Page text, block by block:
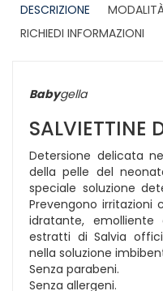
DESCRIZIONE
RICHIEDI INFORMAZIONI
Babygella
SALVIETTINE
Detersione delicata
della pelle del
speciale soluzione
Prevengono irritazioni
idratante, emolliente
estratti di Salvia
nella soluzione
Senza parabeni.
Senza allergeni.